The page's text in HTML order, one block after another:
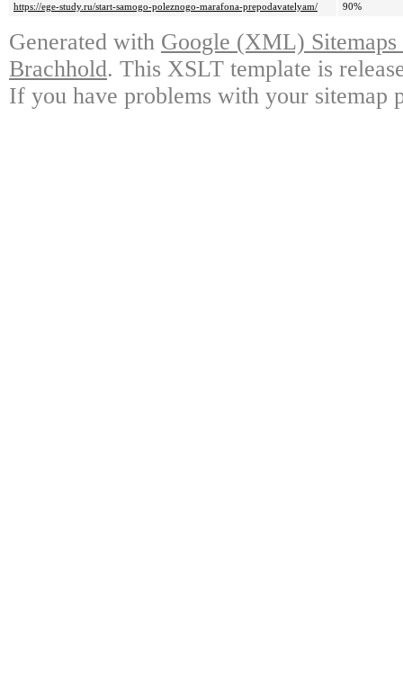
https://ege-study.ru/start-samogo-poleznogo-marafona-prepodavatelyam/
90%
Generated with Google (XML)
Brachhold. This XSLT template is
If you have problems with your sitemap